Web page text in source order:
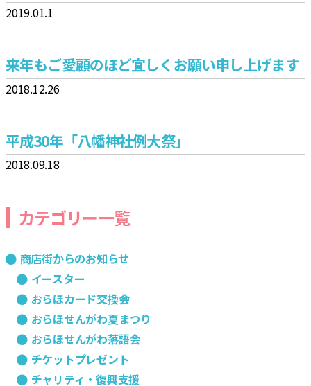
2019.01.1
来年もご愛顧のほど宜しくお願い申し上げます
2018.12.26
平成30年「八幡神社例大祭」
2018.09.18
カテゴリー一覧
商店街からのお知らせ
イースター
おらほカード交換会
おらほせんがわ夏まつり
おらほせんがわ落語会
チケットプレゼント
チャリティ・復興支援